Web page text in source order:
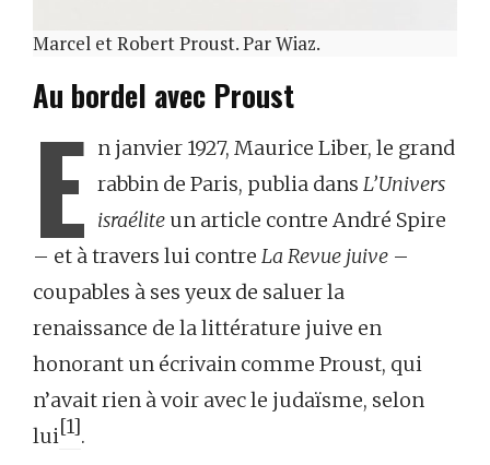
Marcel et Robert Proust. Par Wiaz.
Au bordel avec Proust
E n janvier 1927, Maurice Liber, le grand
rabbin de Paris, publia dans L’Univers
israélite un article contre André Spire
– et à travers lui contre La Revue juive –
coupables à ses yeux de saluer la
renaissance de la littérature juive en
honorant un écrivain comme Proust, qui
n’avait rien à voir avec le judaïsme, selon
lui[1].